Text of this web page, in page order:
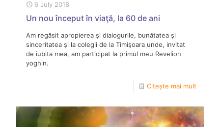
6 July 2018
Un nou început în viaţă, la 60 de ani
Am regăsit apropierea şi dialogurile, bunătatea şi
sinceritatea şi la colegii de la Timişoara unde, invitat
de iubita mea, am participat la primul meu Revelion
yoghin.
Citește mai mult